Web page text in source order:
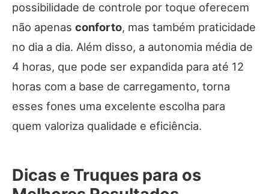
possibilidade de controle por toque oferecem
não apenas conforto, mas também praticidade
no dia a dia. Além disso, a autonomia média de
4 horas, que pode ser expandida para até 12
horas com a base de carregamento, torna
esses fones uma excelente escolha para
quem valoriza qualidade e eficiência.
Dicas e Truques para os